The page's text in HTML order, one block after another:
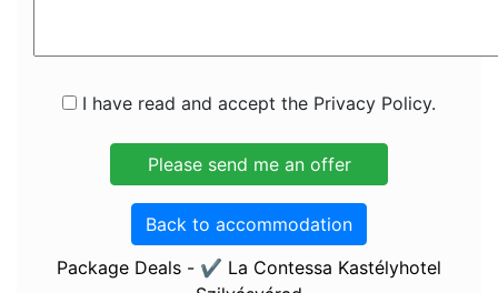
I have read and accept the Privacy Policy.
Back to accommodation
Package Deals - ✔️ La Contessa Kastélyhotel